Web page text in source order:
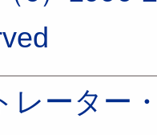
レーター